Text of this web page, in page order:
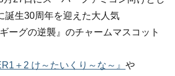
誕生30周年を迎えた大人気
ーグの逆襲』のチャームマスコット
＋2 け～たいくり～な～』 や